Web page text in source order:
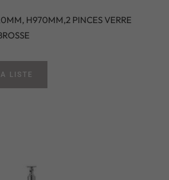
H970MM,2 PINCES VERRE
LISTE